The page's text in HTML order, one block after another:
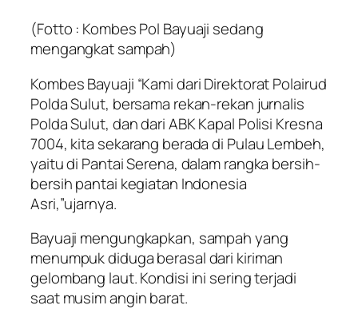
(Fotto : Kombes Pol Bayuaji sedang
mengangkat sampah)
Kombes Bayuaji “Kami dari Direktorat Polairud
Polda Sulut, bersama rekan-rekan jurnalis
Polda Sulut, dan dari ABK Kapal Polisi Kresna
7004, kita sekarang berada di Pulau Lembeh,
yaitu di Pantai Serena, dalam rangka bersih-
bersih pantai kegiatan Indonesia
Asri,”ujarnya.
Bayuaji mengungkapkan, sampah yang
menumpuk diduga berasal dari kiriman
gelombang laut. Kondisi ini sering terjadi
saat musim angin barat.